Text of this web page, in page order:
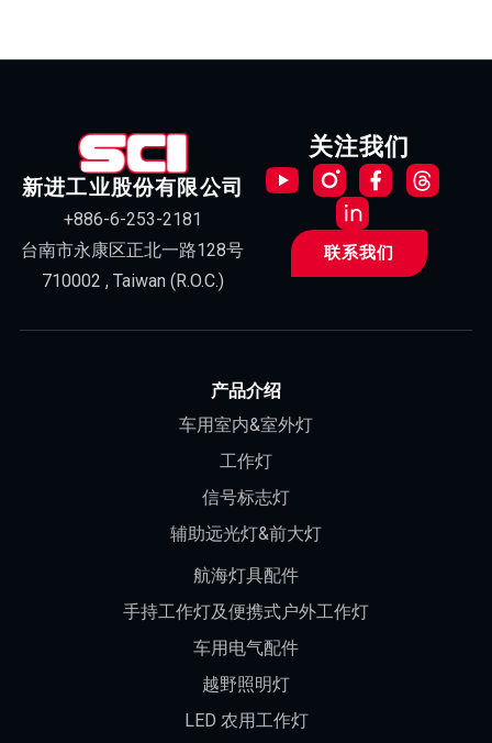
新进工业股份有限公司
+886-6-253-2181
台南市永康区正北一路128号
710002 , Taiwan (R.O.C.)
关注我们
联系我们
产品介绍
车用室内&室外灯
工作灯
信号标志灯
辅助远光灯&前大灯
航海灯具配件
手持工作灯及便携式户外工作灯
车用电气配件
越野照明灯
LED 农用工作灯